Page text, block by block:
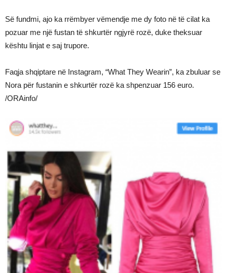
Së fundmi, ajo ka rrëmbyer vëmendje me dy foto në të cilat ka
pozuar me një fustan të shkurtër ngjyrë rozë, duke theksuar
kështu linjat e saj trupore.
Faqja shqiptare në Instagram, “What They Wearin”, ka zbuluar se
Nora për fustanin e shkurtër rozë ka shpenzuar 156 euro.
/ORAinfo/